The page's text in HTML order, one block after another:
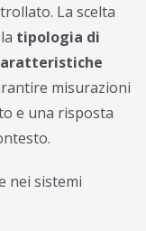
La scelta
tipologia di
misurazioni
e una risposta
nei sistemi